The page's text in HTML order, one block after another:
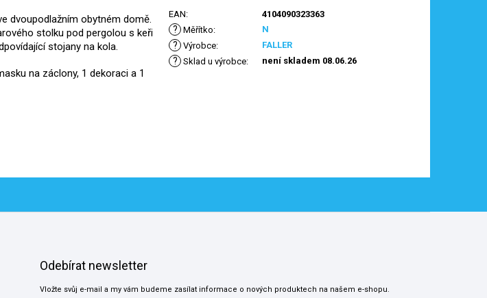
dvoupodlažním obytném domě.
stolku pod pergolou s keři
stojany na kola.
na záclony, 1 dekoraci a 1
EAN: 4104090323363
? Měřítko: N
? Výrobce: FALLER
? Sklad u výrobce: není skladem 08.06.26
Odebírat newsletter
Vložte svůj e-mail a my vám budeme zasílat informace o nových produktech na našem e-shopu.